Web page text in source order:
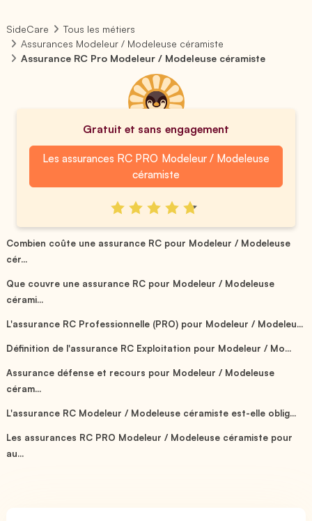
SideCare
Tous les métiers
Assurances Modeleur / Modeleuse céramiste
Assurance RC Pro Modeleur / Modeleuse céramiste
Gratuit et sans engagement
Les assurances RC PRO Modeleur / Modeleuse
céramiste
Combien coûte une assurance RC pour Modeleur / Modeleuse
cér...
Que couvre une assurance RC pour Modeleur / Modeleuse
cérami...
L'assurance RC Professionnelle (PRO) pour Modeleur / Modeleu...
Définition de l'assurance RC Exploitation pour Modeleur / Mo...
Assurance défense et recours pour Modeleur / Modeleuse
céram...
L'assurance RC Modeleur / Modeleuse céramiste est-elle oblig...
Les assurances RC PRO Modeleur / Modeleuse céramiste pour
au...